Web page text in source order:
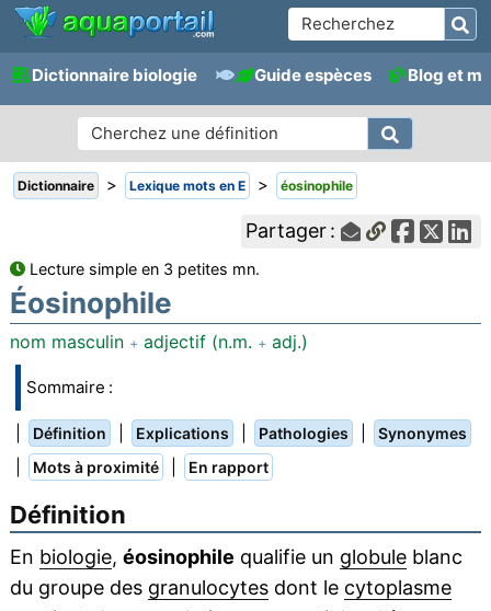
Dictionnaire biologie Guide espèces Blog et
Dictionnaire > Lexique mots en E > éosinophile
Partager :
Lecture simple en 3 petites mn.
Éosinophile
nom masculin +adjectif (n.m. +adj.)
Sommaire :
Définition Explications Pathologies Synonymes
Mots à proximité En rapport
Définition
En biologie, éosinophile qualifie un globuleblanc
du groupe des granulocytesdont le cytoplasme